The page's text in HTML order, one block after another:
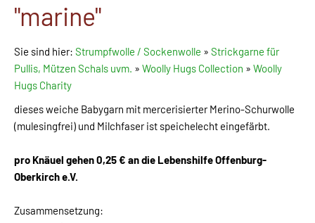
"marine"
Sie sind hier: Strumpfwolle / Sockenwolle » Strickgarne für
Pullis, Mützen Schals uvm. » Woolly Hugs Collection » Woolly
Hugs Charity
dieses weiche Babygarn mit mercerisierter Merino-Schurwolle
(mulesingfrei) und Milchfaser ist speichelecht eingefärbt.
pro Knäuel gehen 0,25 € an die Lebenshilfe Offenburg-
Oberkirch e.V.
Zusammensetzung: